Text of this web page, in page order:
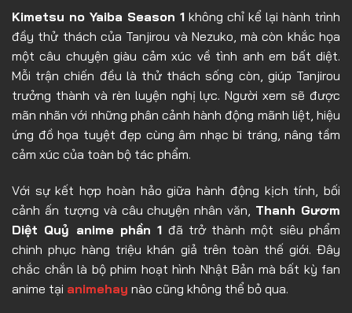
Tập 22
Tập 23
Tập 25
Tập 26
Kimetsu no Yaiba Season 1 không chỉ kể lại hành trình
đầy thử thách của Tanjirou và Nezuko, mà còn khắc họa
một câu chuyện giàu cảm xúc về tình anh em bất diệt.
Mỗi trận chiến đều là thử thách sống còn, giúp Tanjirou
trưởng thành và rèn luyện nghị lực. Người xem sẽ được
mãn nhãn với những phân cảnh hành động mãnh liệt, hiệu
ứng đồ họa tuyệt đẹp cùng âm nhạc bi tráng, nâng tầm
cảm xúc của toàn bộ tác phẩm.
Với sự kết hợp hoàn hảo giữa hành động kịch tính, bối
cảnh ấn tượng và câu chuyện nhân văn, Thanh Gươm
Diệt Quỷ anime phần 1 đã trở thành một siêu phẩm
chinh phục hàng triệu khán giả trên toàn thế giới. Đây
chắc chắn là bộ phim hoạt hình Nhật Bản mà bất kỳ fan
anime tại animehay nào cũng không thể bỏ qua.